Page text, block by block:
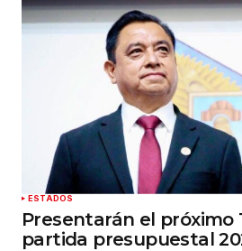
ESTADOS
Presentarán el próximo
partida presupuestal